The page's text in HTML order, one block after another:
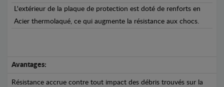
L'extérieur de la plaque de protection est doté de renforts en
Acier thermolaqué, ce qui augmente la résistance aux chocs.
Avantages:
Résistance accrue contre tout impact des débris trouvés sur la